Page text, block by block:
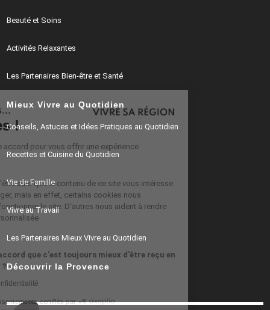
Continuer sans accepter
Salut c'est nous...
les Cookies !
On a besoin de votre accord pour vous offrir une expérience
personnalisée !
Alors on a attendu d'être sûrs que le contenu de ce site vous intéresse
avant de vous déranger, mais en effet, certains cookies nous
permettent de faire fonctionner le site. D'autres nous aident à rendre
votre expérience personnalisée
Parce qu'on est d'accord que c'est toujours mieux d'être reçu en
ami qu'en inconnu ?
Lire la politique de confidentialité
Consentements certifiés par
Beauté et Soins
Activités Relaxantes
Les Partenaires Bien-être et Santé
Mieux Vivre au Quotidien
Conseils, Astuces et Idées Pratiques au Quotidien
Recettes et Cuisine du Quotidien
Vie de Famille
Vivre au Travail
Les Partenaires Mieux Vivre au Quotidien
Découvrir la Provence